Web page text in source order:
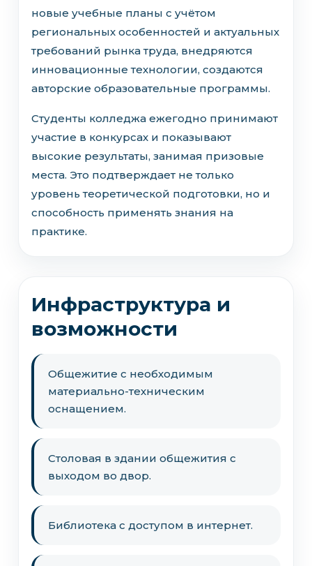
новые учебные планы с учётом
региональных особенностей и актуальных
требований рынка труда, внедряются
инновационные технологии, создаются
авторские образовательные программы.
Студенты колледжа ежегодно принимают
участие в конкурсах и показывают
высокие результаты, занимая призовые
места. Это подтверждает не только
уровень теоретической подготовки, но и
способность применять знания на
практике.
Инфраструктура и
возможности
Общежитие с необходимым
материально-техническим
оснащением.
Столовая в здании общежития с
выходом во двор.
Библиотека с доступом в интернет.